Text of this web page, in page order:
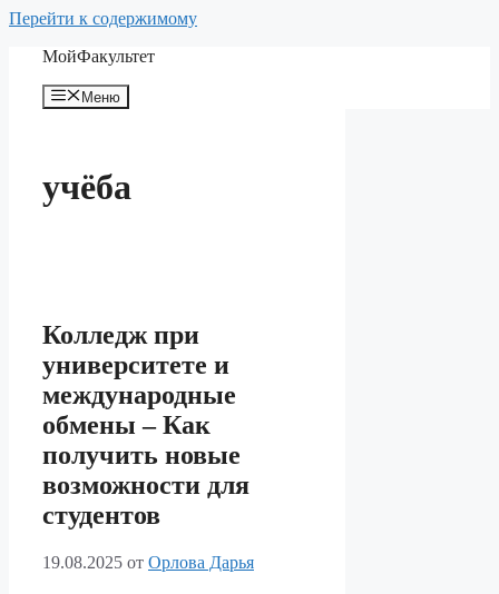
Перейти к содержимому
МойФакультет
Меню
учёба
Колледж при
университете и
международные
обмены – Как
получить новые
возможности для
студентов
19.08.2025 от Орлова Дарья